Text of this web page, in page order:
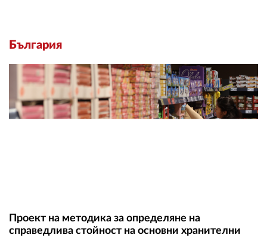
България
Проект на методика за определяне на
справедлива стойност на основни хранителни